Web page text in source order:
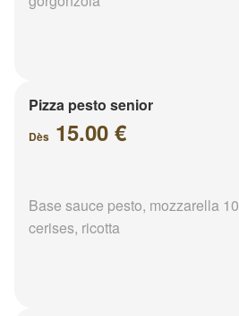
Pizza pesto senior
Dès 15.00 €
Base sauce pesto, mozzarella
cerises, ricotta